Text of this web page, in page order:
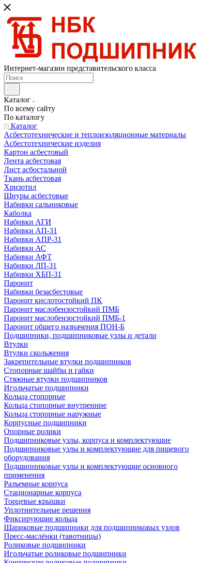
Интернет-магазин представительского класса
Каталог
По всему сайту
По каталогу
Каталог
Асбестотехнические и теплоизоляционные материалы
Асбестотехнические изделия
Картон асбестовый
Лента асбестовая
Лист асбостальной
Ткань асбестовая
Хризотил
Шнуры асбестовые
Набивки сальниковые
Каболка
Набивки АГИ
Набивки АП-31
Набивки АПР-31
Набивки АС
Набивки АФТ
Набивки ЛП-31
Набивки ХБП-31
Паронит
Набивки безасбестовые
Паронит кислотостойкий ПК
Паронит маслобензостойкий ПМБ
Паронит маслобензостойкий ПМБ-1
Паронит общего назначения ПОН-Б
Подшипники, подшипниковые узлы и детали
Втулки
Втулки скольжения
Закрепительные втулки подшипников
Стопорные шайбы и гайки
Стяжные втулки подшипников
Игольчатые подшипники
Кольца стопорные
Кольца стопорные внутренние
Кольца стопорные наружные
Корпусные подшипники
Опорные ролики
Подшипниковые узлы, корпуса и комплектующие
Подшипниковые узлы и комплектующие для пищевого
оборудования
Подшипниковые узлы и комплектующие основного
применения
Разъемные корпуса
Стационарные корпуса
Торцевые крышки
Уплотнительные решения
Фиксирующие кольца
Шариковые подшипники для подшипниковых узлов
Пресс-маслёнки (тавотницы)
Роликовые подшипники
Игольчатые роликовые подшипники